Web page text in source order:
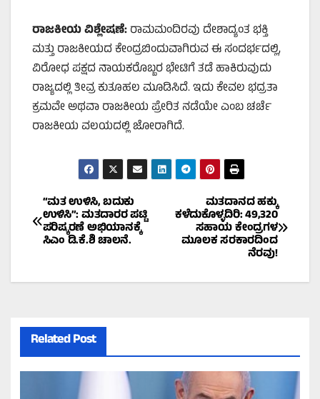
ರಾಜಕೀಯ ವಿಶ್ಲೇಷಣೆ:ರಾಮಮಂದಿರವು ದೇಶಾದ್ಯಂತ ಭಕ್ತಿ
ಮತ್ತು ರಾಜಕೀಯದ ಕೇಂದ್ರಬಿಂದುವಾಗಿರುವ ಈ ಸಂದರ್ಭದಲ್ಲಿ,
ವಿರೋಧ ಪಕ್ಷದ ನಾಯಕರೊಬ್ಬರ ಭೇಟಿಗೆ ತಡೆ ಹಾಕಿರುವುದು
ರಾಜ್ಯದಲ್ಲಿ ತೀವ್ರ ಕುತೂಹಲ ಮೂಡಿಸಿದೆ. ಇದು ಕೇವಲ ಭದ್ರತಾ
ಕ್ರಮವೇ ಅಥವಾ ರಾಜಕೀಯ ಪ್ರೇರಿತ ನಡೆಯೇ ಎಂಬ ಚರ್ಚೆ
ರಾಜಕೀಯ ವಲಯದಲ್ಲಿ ಜೋರಾಗಿದೆ.
Post
navigation
ಮತದಾನದ ಹಕ್ಕು
ಕಳೆದುಕೊಳ್ಳದಿರಿ: 49,320
ಸಹಾಯ ಕೇಂದ್ರಗಳ
ಮೂಲಕ ಸರಕಾರದಿಂದ
ನೆರವು!
“ಮತ ಉಳಿಸಿ, ಬದುಕು
ಉಳಿಸಿ”: ಮತದಾರರ ಪಟ್ಟಿ
ಪರಿಷ್ಕರಣೆ ಅಭಿಯಾನಕ್ಕೆ
ಸಿಎಂ ಡಿ.ಕೆ.ಶಿ ಚಾಲನೆ.
Related Post